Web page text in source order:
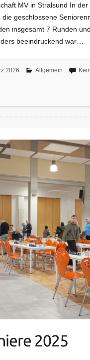
MV in Stralsund In
geschlossene
insgesamt 7 Runden
beeindruckend war…
2026 Allgemein
2025